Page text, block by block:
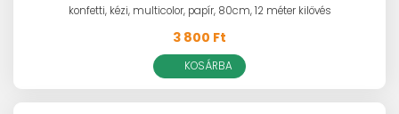
konfetti, kézi, multicolor, papír, 80cm, 12 méter kilövés
3 800 Ft
KOSÁRBA